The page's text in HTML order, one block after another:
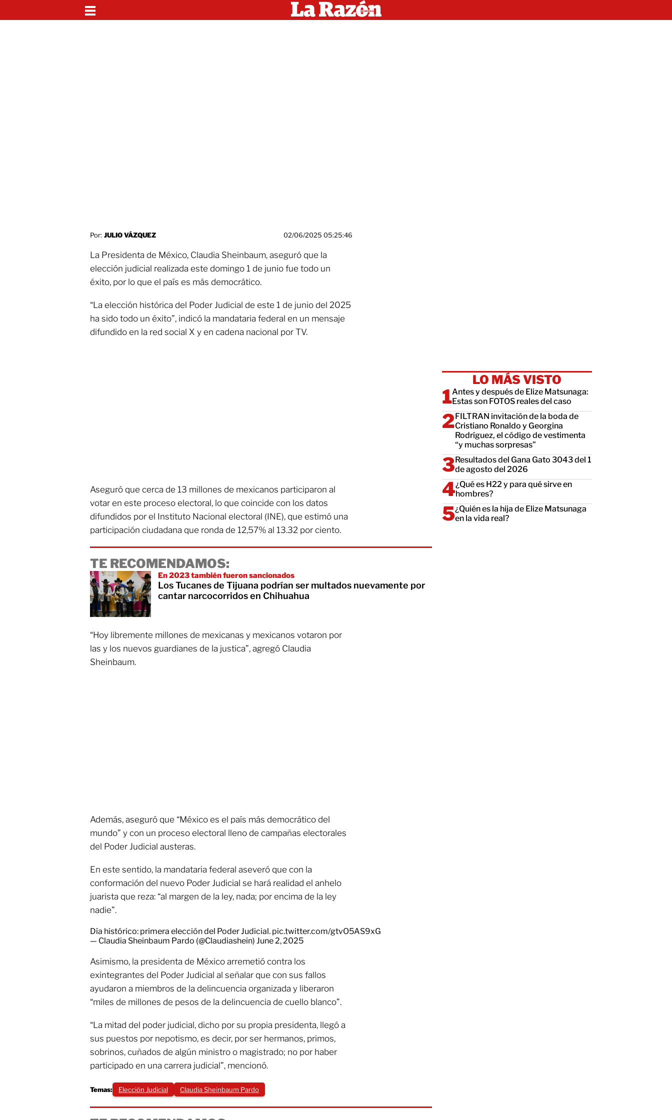
Por: JULIO VÁZQUEZ 02/06/2025 05:25:46
La Presidenta de México, Claudia Sheinbaum, aseguró que la
elección judicial realizada este domingo 1 de junio fue todo un
éxito, por lo que el país es más democrático.
“La elección histórica del Poder Judicial de este 1 de junio del 2025
ha sido todo un éxito”, indicó la mandataria federal en un mensaje
difundido en la red social X y en cadena nacional por TV.
Aseguró que cerca de 13 millones de mexicanos participaron al
votar en este proceso electoral, lo que coincide con los datos
difundidos por el Instituto Nacional electoral (INE), que estimó una
participación ciudadana que ronda de 12,57% al 13.32 por ciento.
TE RECOMENDAMOS:
En 2023 también fueron sancionados
Los Tucanes de Tijuana podrían ser multados nuevamente por
cantar narcocorridos en Chihuahua
“Hoy libremente millones de mexicanas y mexicanos votaron por
las y los nuevos guardianes de la justica”, agregó Claudia
Sheinbaum.
Además, aseguró que “México es el país más democrático del
mundo” y con un proceso electoral lleno de campañas electorales
del Poder Judicial austeras.
En este sentido, la mandataria federal aseveró que con la
conformación del nuevo Poder Judicial se hará realidad el anhelo
juarista que reza: “al margen de la ley, nada; por encima de la ley
nadie”.
Día histórico: primera elección del Poder Judicial. pic.twitter.com/gtvO5AS9xG
— Claudia Sheinbaum Pardo (@Claudiashein) June 2, 2025
Asimismo, la presidenta de México arremetió contra los
exintegrantes del Poder Judicial al señalar que con sus fallos
ayudaron a miembros de la delincuencia organizada y liberaron
“miles de millones de pesos de la delincuencia de cuello blanco”.
“La mitad del poder judicial, dicho por su propia presidenta, llegó a
sus puestos por nepotismo, es decir, por ser hermanos, primos,
sobrinos, cuñados de algún ministro o magistrado; no por haber
participado en una carrera judicial”, mencionó.
Temas: Elección Judicial Claudia Sheinbaum Pardo
LO MÁS VISTO
Antes y después de Elize Matsunaga:
Estas son FOTOS reales del caso
FILTRAN invitación de la boda de
Cristiano Ronaldo y Georgina
Rodríguez, el código de vestimenta
“y muchas sorpresas”
Resultados del Gana Gato 3043 del 1
de agosto del 2026
¿Qué es H22 y para qué sirve en
hombres?
¿Quién es la hija de Elize Matsunaga
en la vida real?